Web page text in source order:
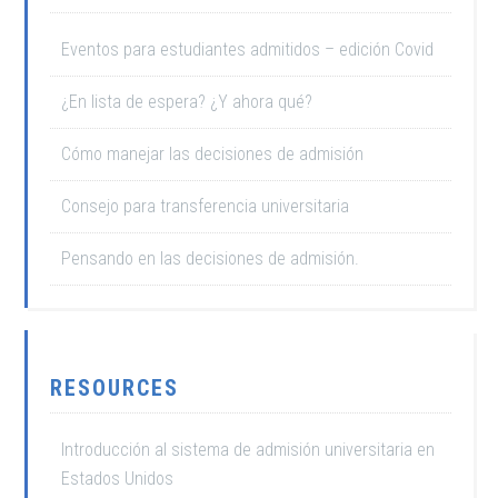
Eventos para estudiantes admitidos – edición Covid
¿En lista de espera? ¿Y ahora qué?
Cómo manejar las decisiones de admisión
Consejo para transferencia universitaria
Pensando en las decisiones de admisión.
RESOURCES
Introducción al sistema de admisión universitaria en
Estados Unidos